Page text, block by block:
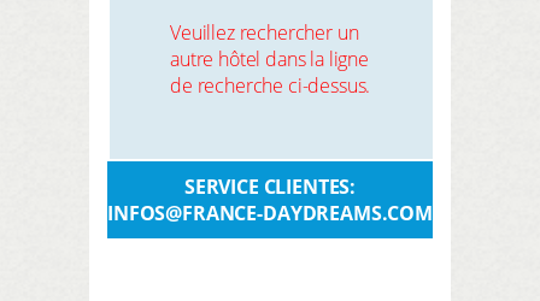
Veuillez rechercher un
autre hôtel dans la ligne
de recherche ci-dessus.
SERVICE CLIENTES:
INFOS@FRANCE-DAYDREAMS.COM